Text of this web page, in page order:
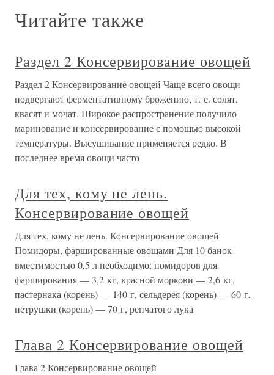
Читайте также
Раздел 2 Консервирование овощей
Раздел 2 Консервирование овощей Чаще всего овощи
подвергают ферментативному брожению, т. е. солят,
квасят и мочат. Широкое распространение получило
маринование и консервирование с помощью высокой
температуры. Высушивание применяется редко. В
последнее время овощи часто
Для тех, кому не лень.
Консервирование овощей
Для тех, кому не лень. Консервирование овощей
Помидоры, фаршированные овощами Для 10 банок
вместимостью 0,5 л необходимо: помидоров для
фарширования — 3,2 кг, красной моркови — 2,6 кг,
пастернака (корень) — 140 г, сельдерея (корень) — 60 г,
петрушки (корень) — 70 г, репчатого лука
Глава 2 Консервирование овощей
Глава 2 Консервирование овощей